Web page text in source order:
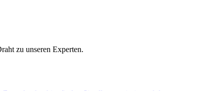
zu unseren Experten.